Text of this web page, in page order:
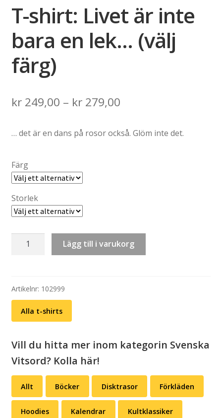
T-shirt: Livet är inte
bara en lek… (välj
färg)
kr249,00 – kr279,00Price
kr 249,00
… det är en dans på rosor också. Glöm inte det.
Färg
Storlek
inte
bara
lek...
färg)
mängd
Lägg till i varukorg
Artikelnr: 102999
Alla t-shirts
Vill du hitta mer inom kategorin Svenska
Vitsord? Kolla här!
Allt Böcker Disktrasor Förkläden
Hoodies Kalendrar Kultklassiker